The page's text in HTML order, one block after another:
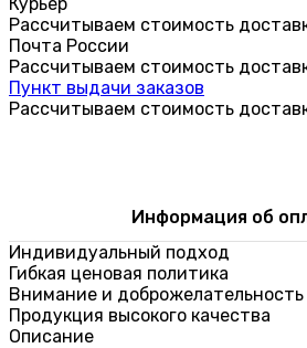
Рассчитываем стоимость
Почта России
Рассчитываем стоимость
Пункт выдачи заказов
Рассчитываем стоимость
Информация об
Индивидуальный подход
Гибкая ценовая политика
Внимание и доброжелательность
Продукция высокого качества
Описание